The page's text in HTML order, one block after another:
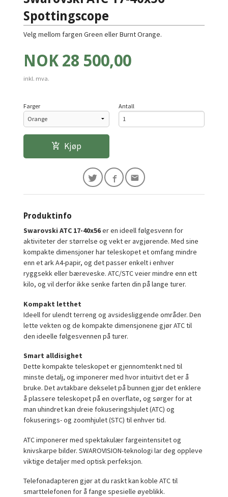
Spottingscope
Velg mellom fargen Green eller Burnt Orange.
Pris
NOK 28 500,00
inkl. mva.
Farger Antall
Kjøp
Produktinfo
Swarovski ATC 17-40x56er en ideell følgesvenn for
aktiviteter der størrelse og vekt er avgjørende. Med sine
kompakte dimensjoner har teleskopet et omfang mindre
enn et ark A4-papir, og det passer enkelt i enhver
ryggsekk eller bæreveske. ATC/STC veier mindre enn ett
kilo, og vil derfor ikke senke farten din på lange turer.
Kompakt letthet
Ideell for ulendt terreng og avsidesliggende områder. Den
lette vekten og de kompakte dimensjonene gjør ATC til
den ideelle følgesvennen på turer.
Smart alldisighet
Dette kompakte teleskopet er gjennomtenkt ned til
minste detalj, og imponerer med hvor intuitivt det er å
bruke. Det avtakbare dekselet på bunnen gjør det enklere
å plassere teleskopet på en overflate, og sørger for at
man uhindret kan dreie fokuseringshjulet (ATC) og
fokuserings- og zoomhjulet (STC) til enhver tid.
ATC imponerer med spektakulær fargeintensitet og
knivskarpe bilder. SWAROVISION-teknologi lar deg oppleve
viktige detaljer med optisk perfeksjon.
Telefonadapteren gjør at du raskt kan koble ATC til
smarttelefonen for å fange spesielle øyeblikk.